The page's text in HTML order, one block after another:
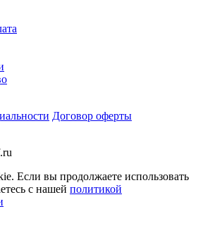
Договор оферты
Если вы продолжаете использовать
с нашей политикой